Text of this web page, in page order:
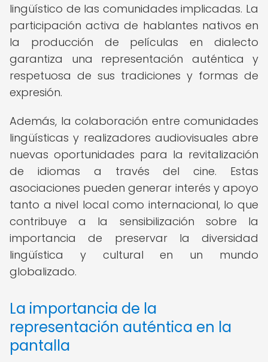
lingüístico de las comunidades implicadas. La
participación activa de hablantes nativos en
la producción de películas en dialecto
garantiza una representación auténtica y
respetuosa de sus tradiciones y formas de
expresión.
Además, la colaboración entre comunidades
lingüísticas y realizadores audiovisuales abre
nuevas oportunidades para la revitalización
de idiomas a través del cine. Estas
asociaciones pueden generar interés y apoyo
tanto a nivel local como internacional, lo que
contribuye a la sensibilización sobre la
importancia de preservar la diversidad
lingüística y cultural en un mundo
globalizado.
La importancia de la
representación auténtica en la
pantalla